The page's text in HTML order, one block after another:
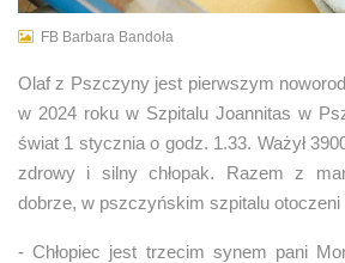
FB Barbara Bandoła
Olaf z Pszczyny jest pierwszym
w 2024 roku w Szpitalu Joannitas w
świat 1 stycznia o godz. 1.33. Ważył
zdrowy i silny chłopak. Razem z
dobrze, w pszczyńskim szpitalu otoczeni
- Chłopiec jest trzecim synem pani